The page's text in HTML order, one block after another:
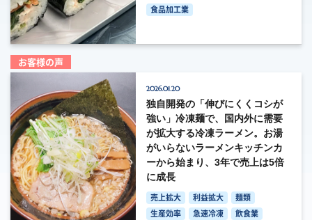
食品加工業
お客様の声
2026.01.20
独自開発の「伸びにくくコシが
強い」冷凍麺で、国内外に需要
が拡大する冷凍ラーメン。お湯
がいらないラーメンキッチンカ
ーから始まり、3年で売上は5倍
に成長
売上拡大 利益拡大
麺類
生産効率
急速冷凍 飲食業